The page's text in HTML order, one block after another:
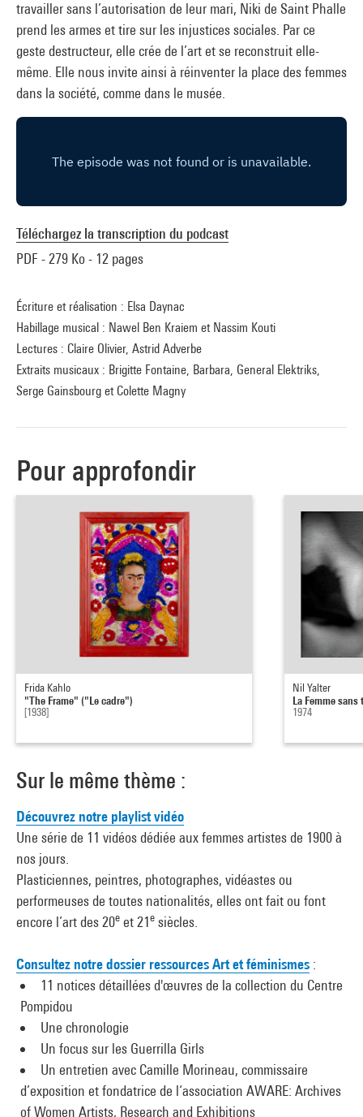
travailler sans l’autorisation de leur mari, Niki de Saint Phalle
prend les armes et tire sur les injustices sociales. Par ce
geste destructeur, elle crée de l’art et se reconstruit elle-
même. Elle nous invite ainsi à réinventer la place des femmes
dans la société, comme dans le musée.
Téléchargez la transcription du podcast
PDF - 279 Ko - 12 pages
Écriture et réalisation : Elsa Daynac
Habillage musical : Nawel Ben Kraiem et Nassim Kouti
Lectures : Claire Olivier, Astrid Adverbe
Extraits musicaux : Brigitte Fontaine, Barbara, General Elektriks,
Serge Gainsbourg et Colette Magny
Pour approfondir
Frida Kahlo
"The Frame" ("Le cadre")
[1938]
Nil Yalter
La Femme
1974
Sur le même thème :
Découvrez notre playlist vidéo
Une série de 11 vidéos dédiée aux femmes artistes de 1900 à
nos jours.
Plasticiennes, peintres, photographes, vidéastes ou
performeuses de toutes nationalités, elles ont fait ou font
encore l’art des 20e et 21e siècles.
Consultez notre dossier ressources Art et féminismes :
11 notices détaillées d'œuvres de la collection du Centre
Pompidou
Une chronologie
Un focus sur les Guerrilla Girls
Un entretien avec Camille Morineau, commissaire
d’exposition et fondatrice de l‘association AWARE: Archives
of Women Artists, Research and Exhibitions